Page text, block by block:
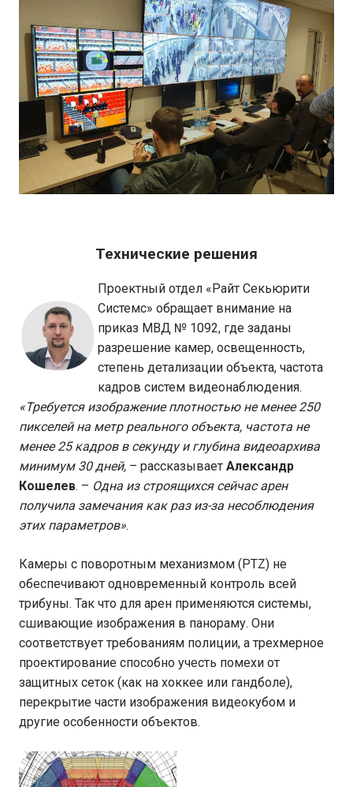
Технические решения
Проектный отдел «Райт Секьюрити
Системс» обращает внимание на
приказ МВД № 1092, где заданы
разрешение камер, освещенность,
степень детализации объекта, частота
кадров систем видеонаблюдения.
«Требуется изображение плотностью не менее 250
пикселей на метр реального объекта, частота не
менее 25 кадров в секунду и глубина видеоархива
минимум 30 дней, – рассказывает Александр
Кошелев. – Одна из строящихся сейчас арен
получила замечания как раз из-за несоблюдения
этих параметров».
Камеры с поворотным механизмом (PTZ) не
обеспечивают одновременный контроль всей
трибуны. Так что для арен применяются системы,
сшивающие изображения в панораму. Они
соответствует требованиям полиции, а трехмерное
проектирование способно учесть помехи от
защитных сеток (как на хоккее или гандболе),
перекрытие части изображения видеокубом и
другие особенности объектов.